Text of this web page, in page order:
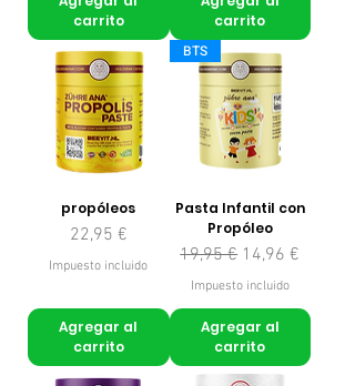
carrito
carrito
propóleos
Precio
22,95 €
Impuesto incluido
Agregar al
carrito
BTS
Pasta Infantil con
Propóleo
Precio
19,95 € Precio de oferta
14,96 €
Impuesto incluido
Agregar al
carrito